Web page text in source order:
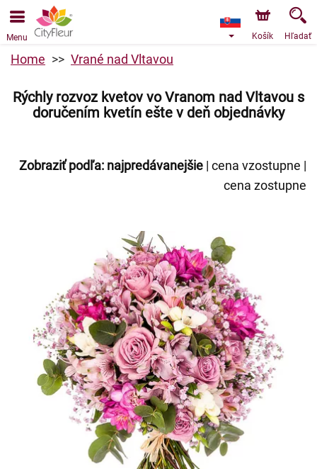
Objednávky prijímame prostredníctvom nášho e-shopu.
Najskorší možný termín doručenia je od 9.8.2026 z dôvodu
Menu Košík Hľadať
Home Vrané nad Vltavou
Rýchly rozvoz kvetov vo Vranom nad Vltavou s
doručením kvetín ešte v deň objednávky
Zobraziť podľa: najpredávanejšie | cena vzostupne |
cena zostupne